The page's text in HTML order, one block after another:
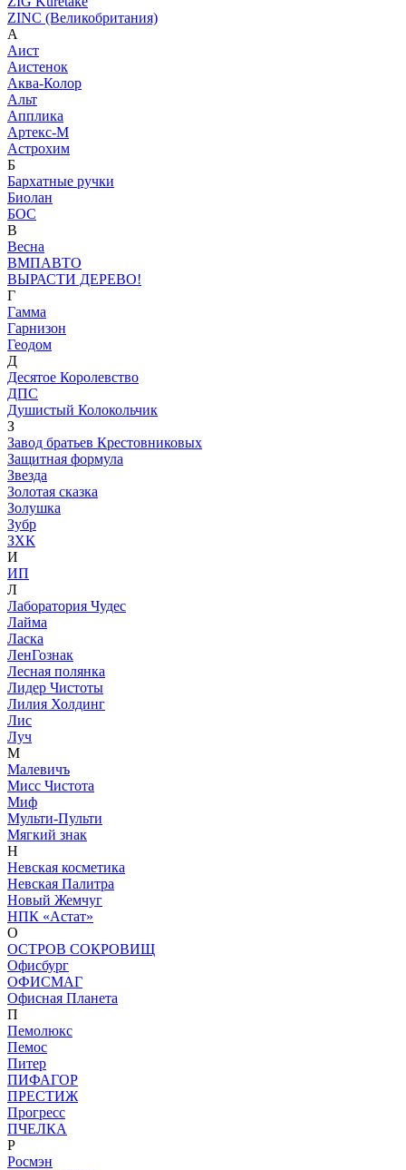
ZINC (Великобритания)
А
Аист
Аистенок
Аква-Колор
Альт
Апплика
Артекс-М
Астрохим
Б
Бархатные ручки
Биолан
БОС
В
Весна
ВМПАВТО
ВЫРАСТИ ДЕРЕВО!
Г
Гамма
Гарнизон
Геодом
Д
Десятое Королевство
ДПС
Душистый Колокольчик
З
Завод братьев Крестовниковых
Защитная формула
Звезда
Золотая сказка
Золушка
Зубр
ЗХК
И
ИП
Л
Лаборатория Чудес
Лайма
Ласка
ЛенГознак
Лесная полянка
Лидер Чистоты
Лилия Холдинг
Лис
Луч
М
Малевичъ
Мисс Чистота
Миф
Мульти-Пульти
Мягкий знак
Н
Невская косметика
Невская Палитра
Новый Жемчуг
НПК «Астат»
О
ОСТРОВ СОКРОВИЩ
Офисбург
ОФИСМАГ
Офисная Планета
П
Пемолюкс
Пемос
Питер
ПИФАГОР
ПРЕСТИЖ
Прогресс
ПЧЕЛКА
Р
Росмэн